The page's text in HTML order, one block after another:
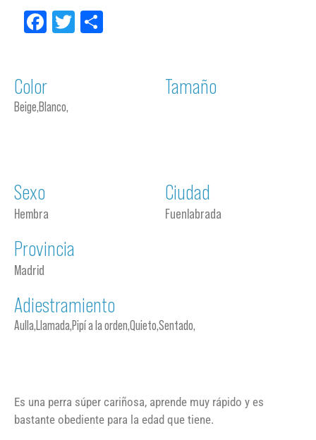
Facebook
Twitter
Color
Beige,Blanco,
Tamaño
Sexo
Hembra
Ciudad
Fuenlabrada
Provincia
Madrid
Adiestramiento
Aulla,Llamada,Pipí a la orden,Quieto,Sentado,
Es una perra súper cariñosa, aprende muy rápido y es
bastante obediente para la edad que tiene.